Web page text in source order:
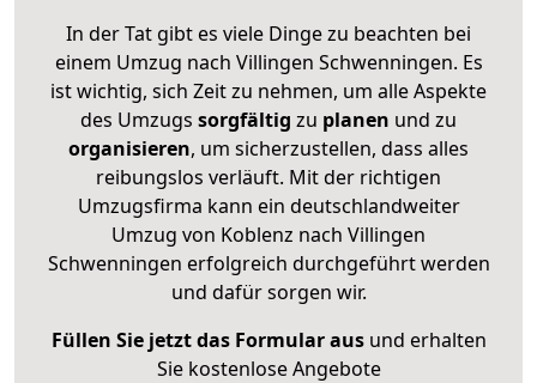
In der Tat gibt es viele Dinge zu beachten bei
einem Umzug nach Villingen Schwenningen. Es
ist wichtig, sich Zeit zu nehmen, um alle Aspekte
des Umzugs sorgfältig zu planen und zu
organisieren, um sicherzustellen, dass alles
reibungslos verläuft. Mit der richtigen
Umzugsfirma kann ein deutschlandweiter
Umzug von Koblenz nach Villingen
Schwenningen erfolgreich durchgeführt werden
und dafür sorgen wir.
Füllen Sie jetzt das Formular ausund erhalten
Sie kostenlose Angebote